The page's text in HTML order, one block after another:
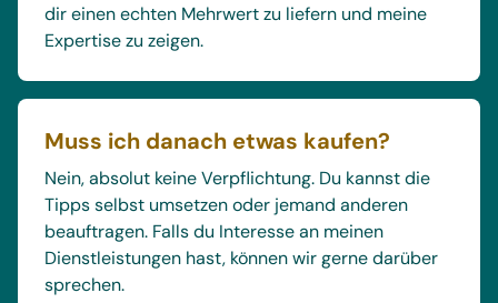
dir einen echten Mehrwert zu liefern und meine
Expertise zu zeigen.
Muss ich danach etwas kaufen?
Nein, absolut keine Verpflichtung. Du kannst die
Tipps selbst umsetzen oder jemand anderen
beauftragen. Falls du Interesse an meinen
Dienstleistungen hast, können wir gerne darüber
sprechen.